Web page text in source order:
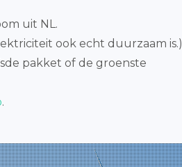
uit NL.
ook echt duurzaam is.)
pakket of de groenste
.